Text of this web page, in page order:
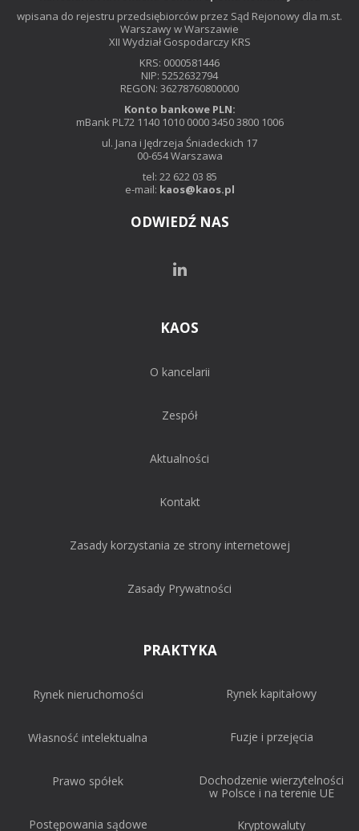
wpisana do rejestru przedsiębiorców przez Sąd Rejonowy dla m.st.
Warszawy w Warszawie
XII Wydział Gospodarczy KRS
KRS: 0000581446
NIP: 5252632794
REGON: 36278760800000
Konto bankowe PLN:
mBank PL72 1140 1010 0000 3450 3800 1006
ul. Jana i Jędrzeja Śniadeckich 17
00-654 Warszawa
tel: 22 622 03 85
e-mail: kaos@kaos.pl
ODWIEDŹ NAS
KAOS
O kancelarii
Zespół
Aktualności
Kontakt
Zasady korzystania ze strony internetowej
Zasady Prywatności
PRAKTYKA
Rynek nieruchomości
Własność intelektualna
Prawo spółek
Postępowania sądowe
Rynek kapitałowy
Fuzje i przejęcia
Dochodzenie wierzytelności
w Polsce i na terenie UE
Kryptowaluty